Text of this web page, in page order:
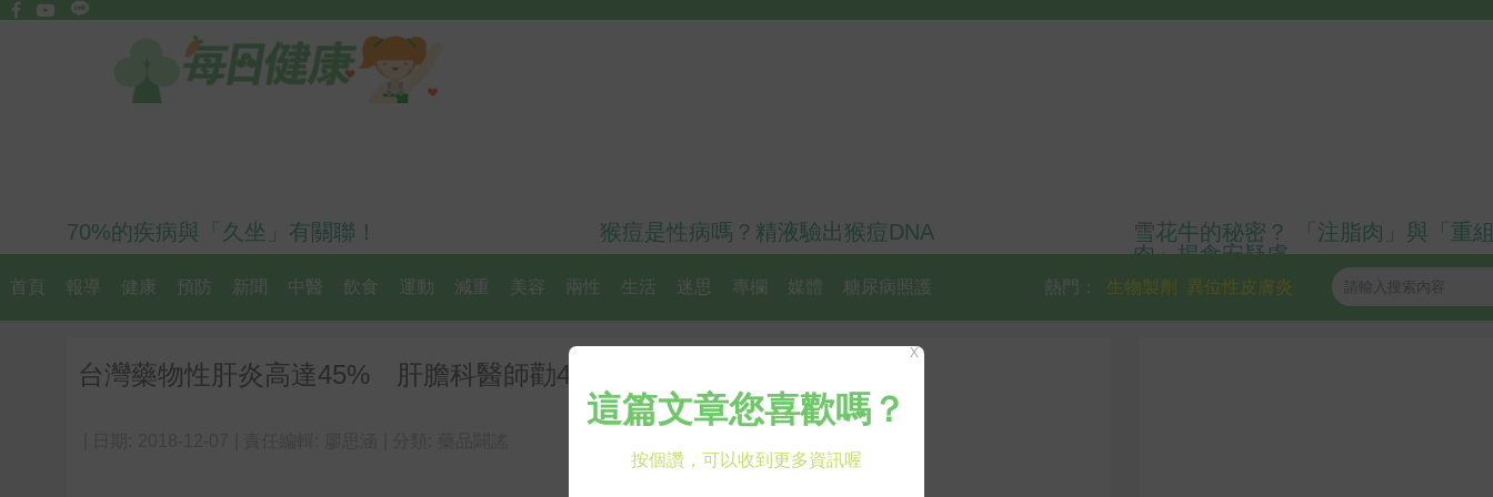
70%的疾病與「久坐」有關聯！ 猴痘是性病嗎？精液驗出猴痘DNA
雪花牛的秘密？ 「注脂肉」與「重
肉」揭食安疑慮
首頁 報導 健康 預防 新聞 中醫 飲食 運動 減重 美容 兩性 生活 迷思 專欄 媒體 糖尿病照護 異位性皮膚炎
生物製劑
熱門：
台灣藥物性肝炎高達45% 肝膽科醫師勸4種藥少吃為妙
X